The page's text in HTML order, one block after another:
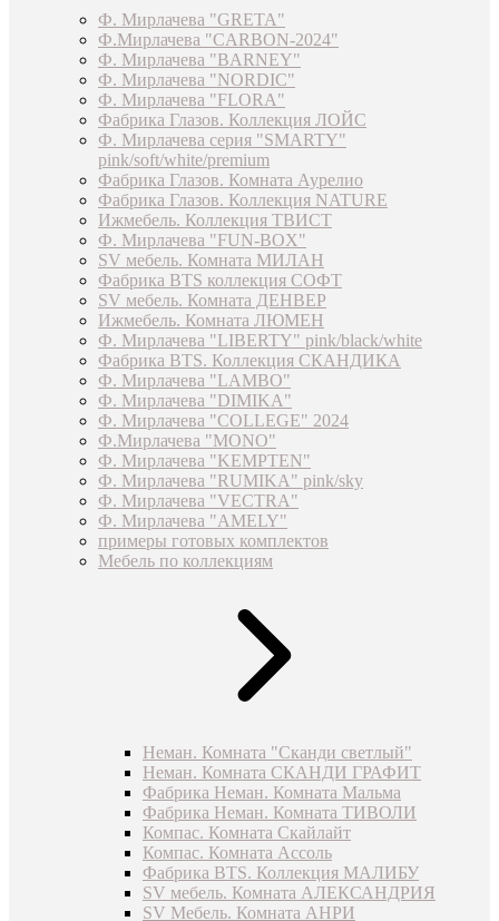
Ф. Мирлачева "GRETA"
Ф.Мирлачева "CARBON-2024"
Ф. Мирлачева "BARNEY"
Ф. Мирлачева "NORDIC"
Ф. Мирлачева "FLORA"
Фабрика Глазов. Коллекция ЛОЙС
Ф. Мирлачева серия "SMARTY"
pink/soft/white/premium
Фабрика Глазов. Комната Аурелио
Фабрика Глазов. Коллекция NATURE
Ижмебель. Коллекция ТВИСТ
Ф. Мирлачева "FUN-BOX"
SV мебель. Комната МИЛАН
Фабрика BTS коллекция СОФТ
SV мебель. Комната ДЕНВЕР
Ижмебель. Комната ЛЮМЕН
Ф. Мирлачева "LIBERTY" pink/black/white
Фабрика BTS. Коллекция СКАНДИКА
Ф. Мирлачева "LAMBO"
Ф. Мирлачева "DIMIKA"
Ф. Мирлачева "COLLEGE" 2024
Ф.Мирлачева "MONO"
Ф. Мирлачева "KEMPTEN"
Ф. Мирлачева "RUMIKA" pink/sky
Ф. Мирлачева "VECTRA"
Ф. Мирлачева "AMELY"
примеры готовых комплектов
Мебель по коллекциям
Неман. Комната "Сканди светлый"
Неман. Комната СКАНДИ ГРАФИТ
Фабрика Неман. Комната Мальма
Фабрика Неман. Комната ТИВОЛИ
Компас. Комната Скайлайт
Компас. Комната Ассоль
Фабрика BTS. Коллекция МАЛИБУ
SV мебель. Комната АЛЕКСАНДРИЯ
SV Мебель. Комната АНРИ